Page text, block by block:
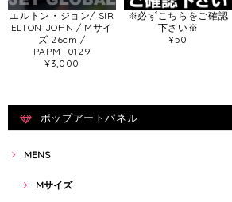
エルトン・ジョン/ SIR
ELTON JOHN / Mサイ
ズ 26cm /
PAPM_0129
¥3,000
※必ずこちらをご確認
下さい※
¥50
ポップアートパネル
MENS
Mサイズ